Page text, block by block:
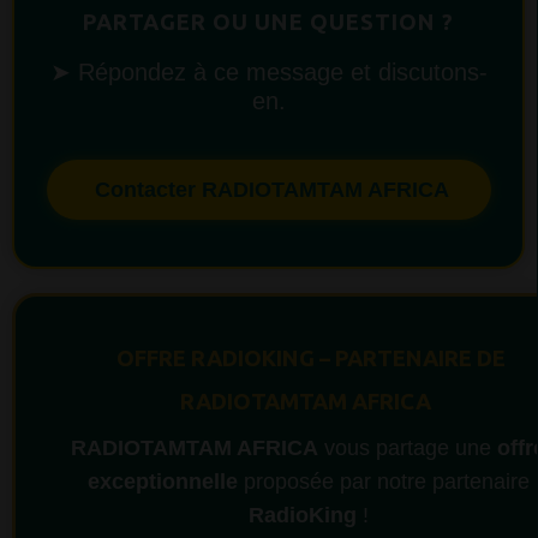
➤ Répondez à ce message et discutons-
en.
Contacter RADIOTAMTAM AFRICA
RADIOTAMTAM AFRICA vous partage une
exceptionnelle proposée par notre partenaire
RadioKing !